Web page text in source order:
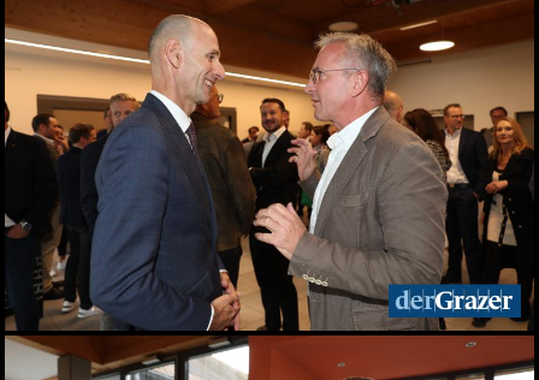
20.06.2026
Sommercocktail der
Immobilienwirtschaft
2026
19.06.2026
Das vierte Grazer
Marktfest am Lendplatz
19.06.2026
Big Bottle Schaumwein-
Party im Rosengarten des
Parkhotels
08.06.2026
Der Sommer ist da! 28.
Wirtschaftsstammtisch
im San Pietro